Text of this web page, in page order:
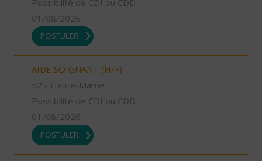
01/08/2026
POSTULER
AIDE SOIGNANT (H/F)
52 - Haute-Marne
Possibilité de CDI ou CDD
01/08/2026
POSTULER